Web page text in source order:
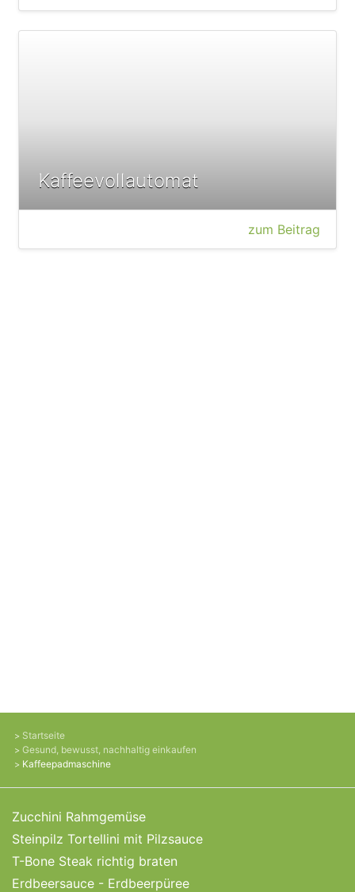
Kaffeevollautomat
zum Beitrag
Startseite
Gesund, bewusst, nachhaltig einkaufen
Kaffeepadmaschine
Zucchini Rahmgemüse
Steinpilz Tortellini mit Pilzsauce
T-Bone Steak richtig braten
Erdbeersauce - Erdbeerpüree